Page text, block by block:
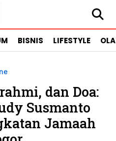
BISNIS LIFESTYLE
dan Doa:
Susmanto
Jamaah